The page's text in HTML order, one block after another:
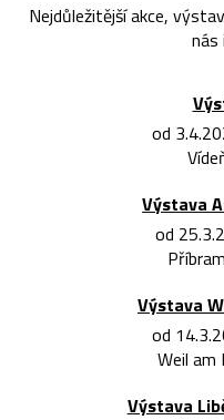
Nejdůležitější akce,
nás
od
Výstava
od
Výstava
od
Weil am
Výstava